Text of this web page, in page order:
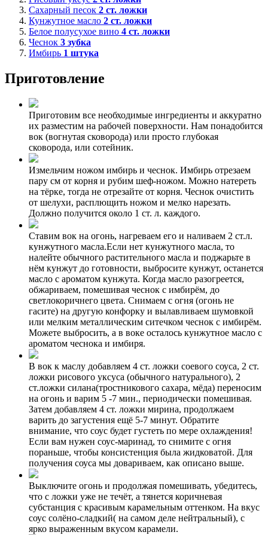
Сахарный песок 2 ст. ложки
Кунжутное масло 2 ст. ложки
Белое полусухое вино 4 ст. ложки
Чеснок 3 зубка
Имбирь 1 штука
Приготовление
Приготовим все необходимые ингредиенты и аккуратно
их разместим на рабочей поверхности. Нам понадобится
вок (вогнутая сковорода) или просто глубокая
сковорода, или сотейник.
Измельчим ножом имбирь и чеснок. Имбирь отрезаем
пару см от корня и рубим шеф-ножом. Можно натереть
на тёрке, тогда не отрезайте от корня. Чеснок очистить
от шелухи, расплющить ножом и мелко нарезать.
Должно получится около 1 ст. л. каждого.
Ставим вок на огонь, нагреваем его и наливаем 2 ст.л.
кунжутного масла.Если нет кунжутного масла, то
налейте обычного растительного масла и поджарьте в
нём кунжут до готовности, выбросите кунжут, останется
масло с ароматом кунжута. Когда масло разогреется,
обжариваем, помешивая чеснок с имбирём, до
светлокоричнего цвета. Снимаем с огня (огонь не
гасите) на другую конфорку и вылавливаем шумовкой
или мелким металлическим ситечком чеснок с имбирём.
Можете выбросить, а в воке осталось кунжутное масло с
ароматом чеснока и имбиря.
В вок к маслу добавляем 4 ст. ложки соевого соуса, 2 ст.
ложки рисового уксуса (обычного натурального), 2
ст.ложки силана(тростникового сахара, мёда) переносим
на огонь и варим 5 -7 мин., периодически помешивая.
Затем добавляем 4 ст. ложки мирина, продолжаем
варить до загустения ещё 5-7 минут. Обратите
внимание, что соус будет густеть по мере охлаждения!
Если вам нужен соус-маринад, то снимите с огня
пораньше, чтобы консистенция была жидковатой. Для
получения соуса мы довариваем, как описано выше.
Выключите огонь и продолжая помешивать, убедитесь,
что с ложки уже не течёт, а тянется коричневая
субстанция с красивым карамельным оттенком. На вкус
соус солёно-сладкий( на самом деле нейтральный), с
ярко выраженным вкусом карамели.